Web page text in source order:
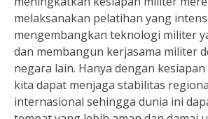
melaksanakan pelatihan yang
mengembangkan teknologi militer
dan membangun kerjasama militer
negara lain. Hanya dengan
kita dapat menjaga stabilitas
internasional sehingga dunia ini